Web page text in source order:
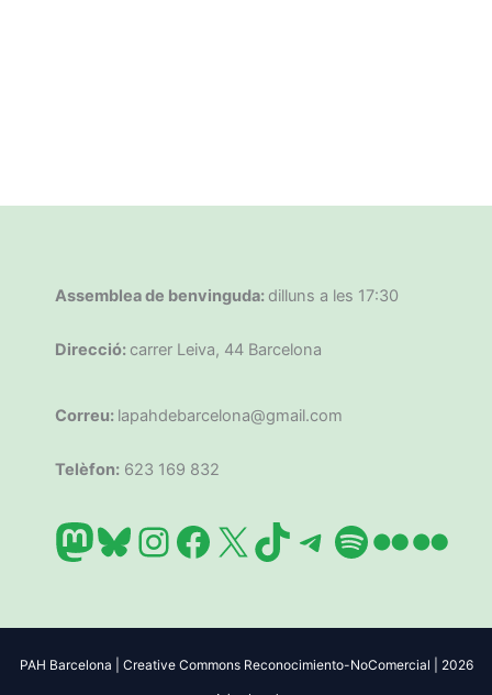
Assemblea de benvinguda: dilluns a les 17:30
Direcció: carrer Leiva, 44 Barcelona
Correu: lapahdebarcelona@gmail.com
Telèfon: 623 169 832
Mastodon
Bluesky
Instagram
Facebook
X TikTok
Telegram
Spotify
Flickr
PAH Barcelona | Creative Commons Reconocimiento-NoComercial | 2026